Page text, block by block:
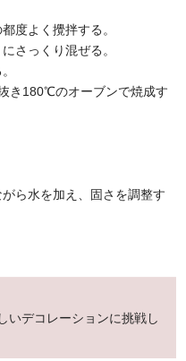
度よく攪拌する。
さっくり混ぜる。
き180℃のオーブンで焼成す
ら水を加え、固さを調整す
いデコレーションに挑戦し